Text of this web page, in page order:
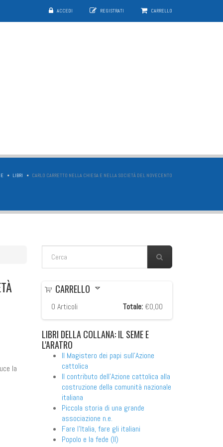
ACCEDI REGISTRATI CARRELLO
LIBRI CARLO CARRETTO NELLA CHIESA E NELLA SOCIETÀ DEL NOVECENTO
FORM DI RICERCA
la
CARRELLO
0 Articoli Totale: €0,00
LIBRI DELLA COLLANA: IL SEME E
L'ARATRO
Il Magistero dei papi sull'Azione
cattolica
Il contributo dell'Azione cattolica alla
costruzione della comunità nazionale
italiana
Piccola storia di una grande
associazione n.e.
Fare l'Italia, fare gli italiani
Popolo e la fede (Il)